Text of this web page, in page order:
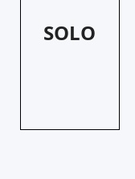
SOLO